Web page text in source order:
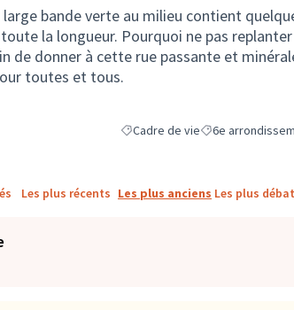
bande verte au milieu contient
la longueur. Pourquoi ne pas replanter
de donner à cette rue passante et
toutes et tous.
Filtrer les résultats de la
Cadre de vieFiltrer les
6e
Les plus récents Les plus anciens Les plus